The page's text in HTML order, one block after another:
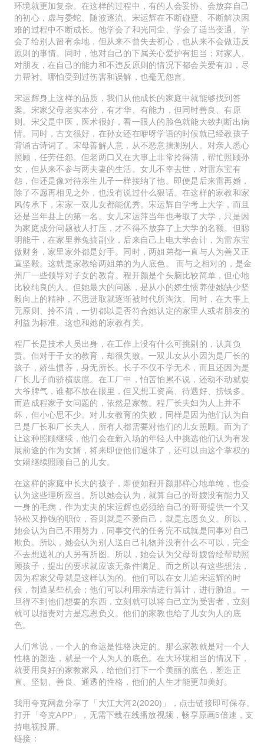
环境就更加复杂。在这样的过程中，有的人会妥协、会放弃自己
的初心，虚与委蛇、随波逐流。宋运辉在不断碰壁、不断解决困
难的过程中不断成长。他学会了和光同尘、学会了适当变通、学
会了给别人留有余地，但从来不曾失去初心，也从来不会做违反
原则的事情。同时，他对自己的下属关心爱护有担当；对家人、
对朋友，在自己的能力和不违反原则的情况下都会关爱有加，尽
力帮衬。哪怕受到过伤害和误解，也毫无怨言。
宋运辉身上这样的品质，我们从他成长的家庭中就能够找到答
案。宋家父母老实本分，有才华、有能力，但同时善良、有原
则。宋父是中医，医术很好，看一眼人的脸色就能大致判断出病
情。同时，古文很好，在孙女还在咿呀学语的时候就已经教孩子
背诵古诗词了。宋母善解人意，从不恶意揣测别人。对亲人悉心
照顾，任劳任怨。但老两口又在大事上非常拎得清，帮忙照顾孙
女，但从来不参与两夫妻的生活。女儿不幸去世，对雷东宝有
怨，但还是像对待亲生儿子一样接纳了他。即便是后来雷再婚，
除了不愿再相见之外，也没有说过什么狠话。在这样的家教和家
风传承下，宋家一双儿女都能优秀。宋运辉自学考上大学，而且
还是当年县上的第一名。女儿宋运萍当年也考取了大学，只是因
为家庭成分问题被人打压，才不得不放弃了上大学的名额。但聪
明能干，在家里养兔搞副业，后来自己上电大学会计，为雷东宝
做财务，家里家外都是好手。同时，两姐弟都一直与人为善又正
直坚毅。这就是家教给两姐弟的为人底色。 而与之相对的，是金
州厂一些领导对子女的教育。程开颜是个头脑比较简单，但心地
比较纯良的人。但她最大的问题，是从小的娇生惯养使她缺少坚
毅向上的精神，不思进取就逐渐被时代所淘汰。同时，在大事上
无原则、拎不清，一切都以是否符合她认定的家里人或者朋友的
利益为标准。这也和她的家教有关。
程厂长是技术人员出身，在工作上没有什么可挑剔的，认真负
责。但对于子女的教育，却很失败。一双儿女从小因为是厂长的
孩子，娇生惯养，身无所长。长子不仅不学无术，而且还因为是
厂长儿子而骄横跋扈。在工厂中，怕苦怕累不说，还动不动就耍
大爷脾气，谁都不放在眼里，但又想工资高、待遇好、捞钱多。
而造成程家子女问题的，依然是家教。程厂长夫妇为人上并不
坏，但小心思不少。对儿女教育的失败，同样是因为他们认为自
己是厂长和厂长夫人，所有人都需要对他们的儿女照顾。而为了
让这种照顾继续，他们会在新入场的年轻人中挑选他们认为有发
展前途的作为女婿，将来即使他们退休了，还可以由这个掌权的
女婿继续照顾自己的儿女。
在这样的家庭中长大的孩子，即使如程开颜那样心地单纯，也会
认为这些理所应当。所以她会认为，就算自己的哥嫂没有能力又
一身的毛病，作为丈夫的宋运辉也必须给自己的哥哥提供一个又
轻松又挣钱的职位，否则就是不爱自己，就是忘恩负义。所以，
她会认为自己不用努力，同事交代的任务完不成就是同事对自己
欺负。所以，她会认为别人送自己礼物并没有什么不可以，完全
不去想送礼的人另有所图。所以，她会认为父母哥嫂曾经帮助照
顾孩子，提出的要求就应该无条件满足。而之所以有这些想法，
因为程家父母就是这样认为的。他们可以在女儿追宋运辉的时
候，制造某些机会；他们可以利用亲情进行算计，进行胁迫。一
旦得不到他们想要的东西，立刻就可以将自己立为受害者，立刻
就可以指责对方是忘恩负义。他们的家教也给了儿女为人的底
色。
人们常说，一个人的命运是性格决定的。那么家教就是对一个人
性格的塑造，就是一个人为人的底色。在大环境相当的情况下，
就要用良好的家教家风，给他们打下一个美丽的底色，塑造正
直、坚韧、善良、通透的性格，他们的人生才能更加美好。
我用夸克网盘分享了「大江大河2(2020)」，点击链接即可保存。
打开「夸克APP」，无需下载在线播放视频，畅享原画5倍速，支
持电视投屏。
链接：